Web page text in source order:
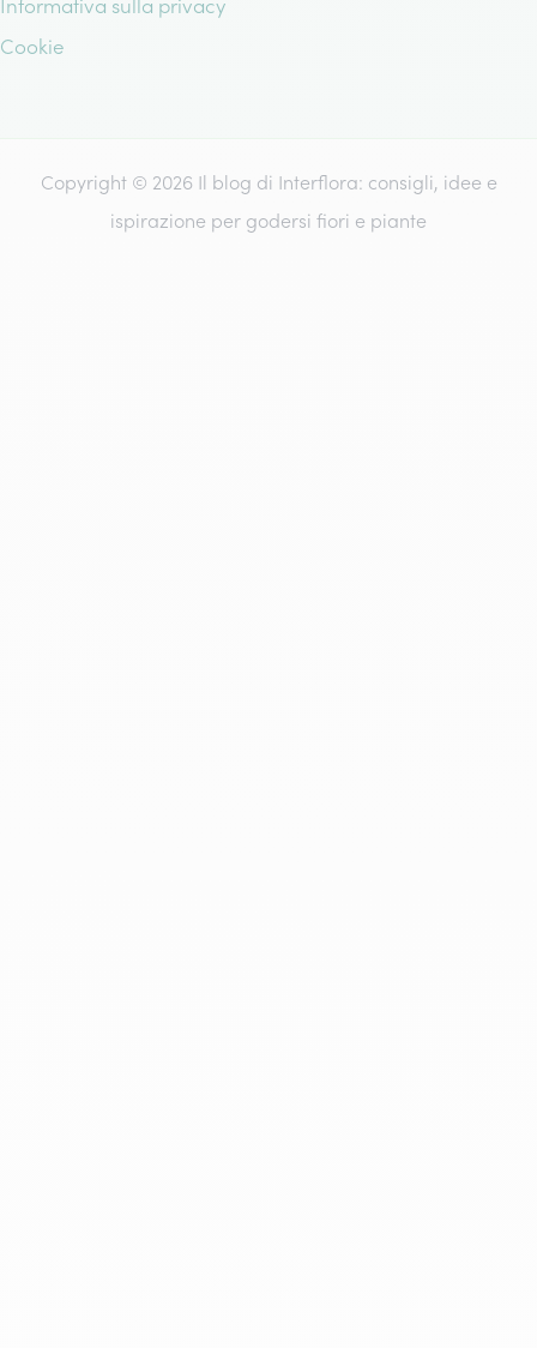
Informativa sulla privacy
Cookie
Copyright © 2026 Il blog di Interflora: consigli, idee e
ispirazione per godersi fiori e piante